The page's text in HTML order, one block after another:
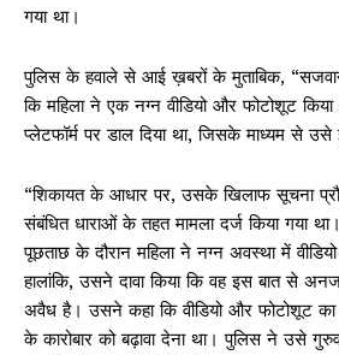
गया था।
पुलिस के हवाले से आई ख़बरों के मुताबिक,
कि महिला ने एक नग्न वीडियो और फोटोशूट
प्लेटफॉर्म पर डाल दिया था, जिसके माध्यम से
“शिकायत के आधार पर, उसके खिलाफ सूचना
संबंधित धाराओं के तहत मामला दर्ज किया गया था।
पूछताछ के दौरान महिला ने नग्न अवस्था में
हालांकि, उसने दावा किया कि वह इस बात से
अवैध है। उसने कहा कि वीडियो और फोटोशूट
के कारोबार को बढ़ावा देना था। पुलिस ने उसे